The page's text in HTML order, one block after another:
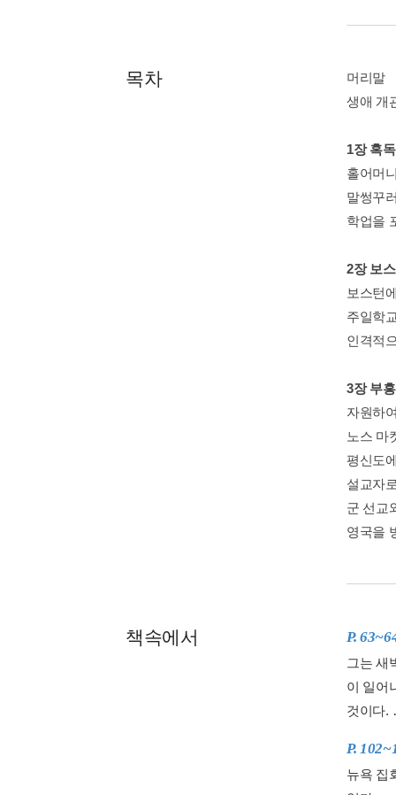
목차
머리말
생애 개
1장 혹
홀어머
말썽꾸
학업을
2장 보
보스턴
주일학
인격적
3장 부
자원하
노스 마
평신도
설교자
군 선교
영국을
책속에서 P.
그는 새
이 일어
것이다.
P.
뉴욕 집